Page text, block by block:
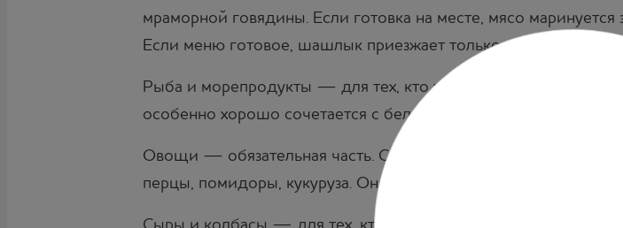
мраморной говядины. Если готовка на месте, мясо
Если меню готовое, шашлык приезжает только что снятым с
Рыба и морепродукты — для тех, кто хочет разнообразия.
особенно хорошо сочетается с белым вином или розовым.
Овощи — обязательная часть. Свежие нарезки
перцы, помидоры, кукуруза. Они дают тот же дымный вкус,